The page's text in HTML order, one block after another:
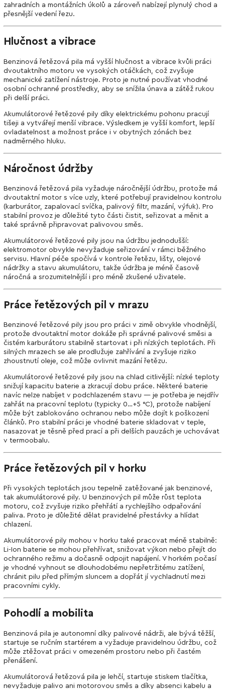
zahradních a montážních úkolů a zároveň nabízejí plynulý chod a
přesnější vedení řezu.
Hlučnost a vibrace
Benzinová řetězová pila má vyšší hlučnost a vibrace kvůli práci
dvoutaktního motoru ve vysokých otáčkách, což zvyšuje
mechanické zatížení nástroje. Proto je nutné používat vhodné
osobní ochranné prostředky, aby se snížila únava a zátěž rukou
při delší práci.
Akumulátorové řetězové pily díky elektrickému pohonu pracují
tišeji a vytvářejí menší vibrace. Výsledkem je vyšší komfort, lepší
ovladatelnost a možnost práce i v obytných zónách bez
nadměrného hluku.
Náročnost údržby
Benzinová řetězová pila vyžaduje náročnější údržbu, protože má
dvoutaktní motor s více uzly, které potřebují pravidelnou kontrolu
(karburátor, zapalovací svíčka, palivový filtr, mazání, výfuk). Pro
stabilní provoz je důležité tyto části čistit, seřizovat a měnit a
také správně připravovat palivovou směs.
Akumulátorové řetězové pily jsou na údržbu jednodušší:
elektromotor obvykle nevyžaduje seřizování v rámci běžného
servisu. Hlavní péče spočívá v kontrole řetězu, lišty, olejové
nádržky a stavu akumulátoru, takže údržba je méně časově
náročná a srozumitelnější i pro méně zkušené uživatele.
Práce řetězových pil v mrazu
Benzinové řetězové pily jsou pro práci v zimě obvykle vhodnější,
protože dvoutaktní motor dokáže při správné palivové směsi a
čistém karburátoru stabilně startovat i při nízkých teplotách. Při
silných mrazech se ale prodlužuje zahřívání a zvyšuje riziko
zhoustnutí oleje, což může ovlivnit mazání řetězu.
Akumulátorové řetězové pily jsou na chlad citlivější: nízké teploty
snižují kapacitu baterie a zkracují dobu práce. Některé baterie
navíc nelze nabíjet v podchlazeném stavu — je potřeba je nejdřív
zahřát na pracovní teplotu (typicky 0…+5 °C), protože nabíjení
může být zablokováno ochranou nebo může dojít k poškození
článků. Pro stabilní práci je vhodné baterie skladovat v teple,
nasazovat je těsně před prací a při delších pauzách je uchovávat
v termoobalu.
Práce řetězových pil v horku
Při vysokých teplotách jsou tepelně zatěžované jak benzinové,
tak akumulátorové pily. U benzinových pil může růst teplota
motoru, což zvyšuje riziko přehřátí a rychlejšího odpařování
paliva. Proto je důležité dělat pravidelné přestávky a hlídat
chlazení.
Akumulátorové pily mohou v horku také pracovat méně stabilně:
Li-Ion baterie se mohou přehřívat, snižovat výkon nebo přejít do
ochranného režimu a dočasně odpojit napájení. V horkém počasí
je vhodné vyhnout se dlouhodobému nepřetržitému zatížení,
chránit pilu před přímým sluncem a dopřát jí vychladnutí mezi
pracovními cykly.
Pohodlí a mobilita
Benzinová pila je autonomní díky palivové nádrži, ale bývá těžší,
startuje se ručním startérem a vyžaduje pravidelnou údržbu, což
může ztěžovat práci v omezeném prostoru nebo při častém
přenášení.
Akumulátorová řetězová pila je lehčí, startuje stiskem tlačítka,
nevyžaduje palivo ani motorovou směs a díky absenci kabelu a